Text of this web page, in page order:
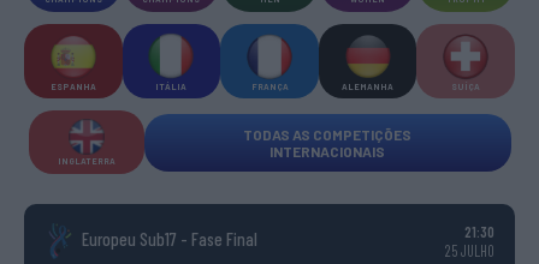
ESPANHA ITÁLIA FRANÇA ALEMANHA SUÍÇA
INGLATERRA
TODAS AS COMPETIÇÕES
INTERNACIONAIS
Europeu Sub17 - Fase Final
21:30
25 JULHO